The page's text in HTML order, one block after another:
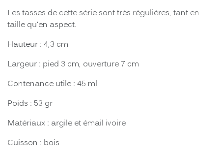
Les tasses de cette série sont très régulières, tant en
taille qu'en aspect.
Hauteur : 4,3 cm
Largeur : pied 3 cm, ouverture 7 cm
Contenance utile : 45 ml
Poids : 53 gr
Matériaux : argile et émail ivoire
Cuisson : bois